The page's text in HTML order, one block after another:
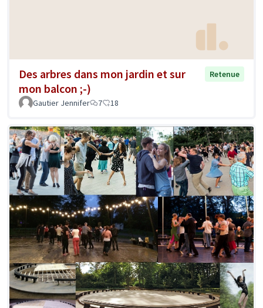
Des arbres dans mon jardin et sur
mon balcon ;-)
Retenue
Gautier Jennifer 7 18